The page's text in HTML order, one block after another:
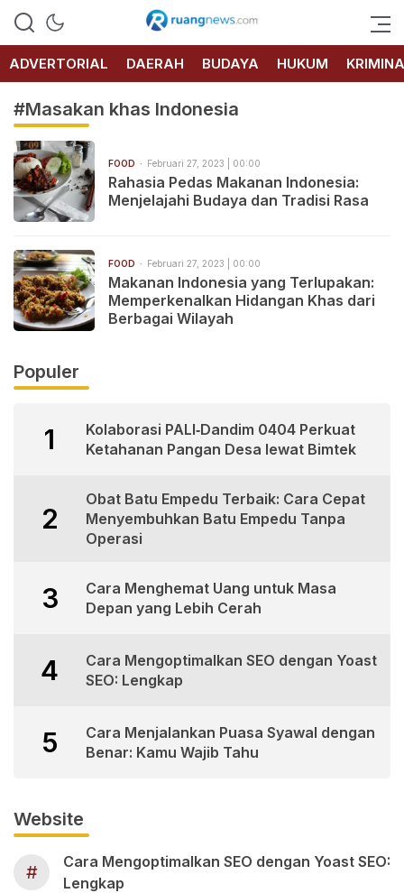
RUANG
NEWS
ADVERTORIAL
DAERAH BUDAYA HUKUM
#Masakan khas Indonesia
FOOD Februari 27, 2023 | 00:00
Rahasia Pedas Makanan Indonesia:
Menjelajahi Budaya dan Tradisi Rasa
FOOD Februari 27, 2023 | 00:00
Makanan Indonesia yang Terlupakan:
Memperkenalkan Hidangan Khas dari
Berbagai Wilayah
Populer
1
Kolaborasi PALI‑Dandim 0404 Perkuat
Ketahanan Pangan Desa lewat Bimtek
2
Obat Batu Empedu Terbaik: Cara Cepat
Menyembuhkan Batu Empedu Tanpa
Operasi
3
Cara Menghemat Uang untuk Masa
Depan yang Lebih Cerah
4
Cara Mengoptimalkan SEO dengan Yoast
SEO: Lengkap
5
Cara Menjalankan Puasa Syawal dengan
Benar: Kamu Wajib Tahu
Website
#
Cara Mengoptimalkan SEO dengan Yoast SEO:
Lengkap